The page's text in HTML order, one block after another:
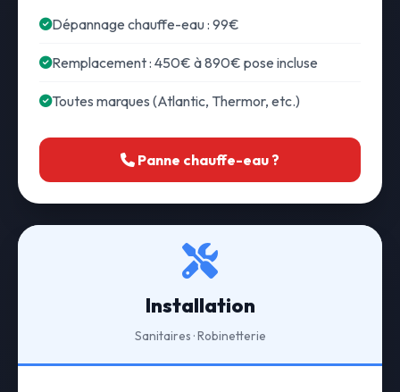
Dépannage chauffe-eau : 99€
Remplacement : 450€ à 890€ pose incluse
Toutes marques (Atlantic, Thermor, etc.)
Panne chauffe-eau ?
Installation
Sanitaires · Robinetterie